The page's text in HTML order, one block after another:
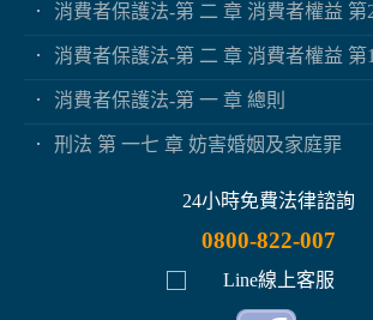
消費者保護法-第 二 章 消費者權益 第
消費者保護法-第 二 章 消費者權益 第
消費者保護法-第 一 章 總則
刑法 第 一七 章 妨害婚姻及家庭罪
24小時免費法律諮詢
0800-822-007